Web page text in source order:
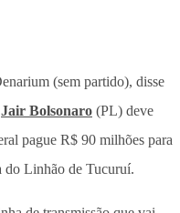
(sem partido), disse
Jair Bolsonaro (PL) deve
pague R$ 90 milhões para
do Linhão de Tucuruí.